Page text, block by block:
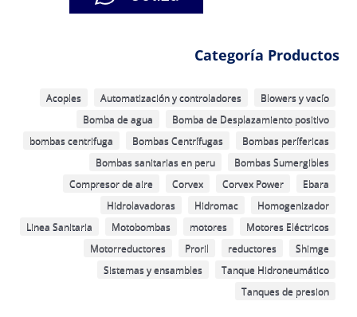
Categoría Productos
Acoples Automatización y controladores
Blowers y vacío
Bomba de agua
Bomba de Desplazamiento positivo
bombas centrifuga
Bombas Centrífugas
Bombas perífericas
Bombas sanitarias en peru
Bombas Sumergibles
Compresor de aire
Corvex Corvex Power
Ebara
Hidrolavadoras
Hidromac
Homogenizador
Linea Sanitaria
Motobombas motores
Motores Eléctricos
Motorreductores
Proril reductores
Shimge
Sistemas y ensambles
Tanque Hidroneumático
Tanques de presion